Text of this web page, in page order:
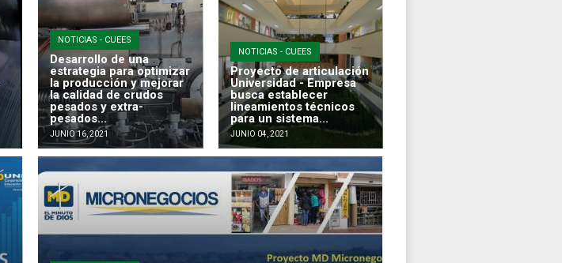
NOTICIAS - CUEES
Desarrollo de una
estrategia para optimizar
la producción y mejorar
la calidad de crudos
pesados y extra-
pesados...
JUNIO 16, 2021
NOTICIAS - CUEES
Proyecto de articulación
Universidad - Empresa
busca establecer
lineamientos técnicos
para un sistema...
JUNIO 04, 2021